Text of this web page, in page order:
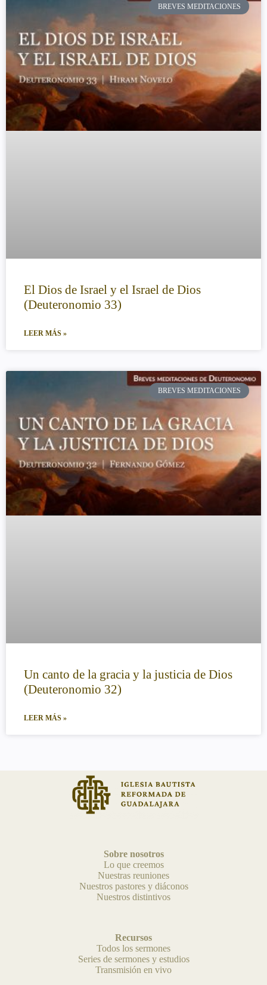
BREVES MEDITACIONES
El Dios de Israel y el Israel de Dios
(Deuteronomio 33)
LEER MÁS »
BREVES MEDITACIONES
Un canto de la gracia y la justicia de Dios
(Deuteronomio 32)
LEER MÁS »
Sobre nosotros
Lo que creemos
Nuestras reuniones
Nuestros pastores y diáconos
Nuestros distintivos
Recursos
Todos los sermones
Series de sermones y estudios
Transmisión en vivo